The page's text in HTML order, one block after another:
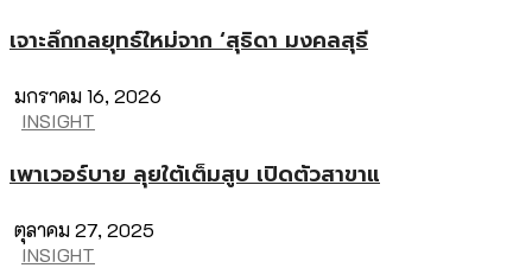
เจาะลึกกลยุทธ์ใหม่จาก ‘สุธิดา มงคลสุธี
มกราคม 16, 2026
INSIGHT
เพาเวอร์บาย ลุยใต้เต็มสูบ เปิดตัวสาขาแ
ตุลาคม 27, 2025
INSIGHT